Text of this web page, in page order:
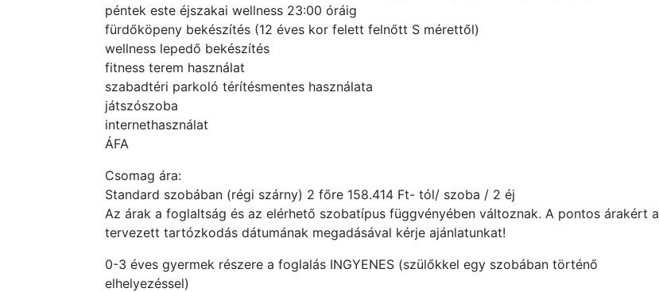
péntek este éjszakai wellness 23:00 óráig
fürdőköpeny bekészítés (12 éves kor felett felnőtt S mérettől)
wellness lepedő bekészítés
fitness terem használat
szabadtéri parkoló térítésmentes használata
játszószoba
internethasználat
ÁFA
Csomag ára:
Standard szobában (régi szárny) 2 főre 158.414 Ft- tól/ szoba / 2 éj
Az árak a foglaltság és az elérhető szobatípus függvényében változnak. A pontos árakért a
tervezett tartózkodás dátumának megadásával kérje ajánlatunkat!
0-3 éves gyermek részere a foglalás INGYENES (szülőkkel egy szobában történő
elhelyezéssel)